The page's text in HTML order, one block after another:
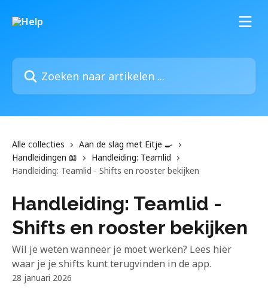
Zoeken naar artikelen ...
Alle collecties
Aan de slag met Eitje 🍳
Handleidingen 📖
Handleiding: Teamlid
Handleiding: Teamlid - Shifts en rooster bekijken
Handleiding: Teamlid -
Shifts en rooster bekijken
Wil je weten wanneer je moet werken? Lees hier
waar je je shifts kunt terugvinden in de app.
28 januari 2026